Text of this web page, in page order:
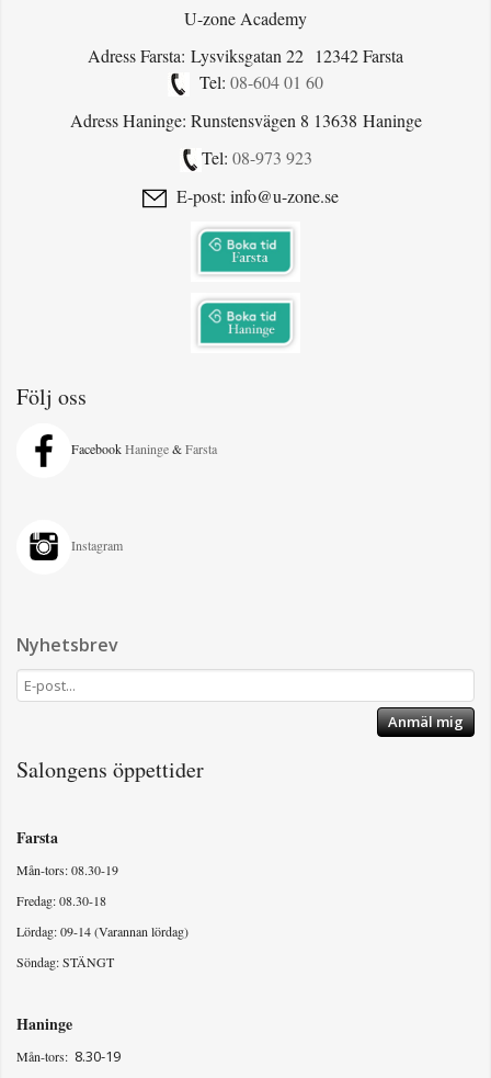
U-zone Academy
Adress Farsta: Lysviksgatan 22 12342 Farsta
Tel: 08-604 01 60
Adress Haninge: Runstensvägen 8 13638 Haninge
Tel: 08-973 923
E-post: info@u-zone.se
Följ oss
FacebookHaninge&Farsta
Instagram
Nyhetsbrev
Anmäl mig
Salongens öppettider
Farsta
Mån-tors: 08.30-19
Fredag: 08.30-18
Lördag: 09-14 (Varannan lördag)
Söndag: STÄNGT
Haninge
Mån-tors: 8.30-19